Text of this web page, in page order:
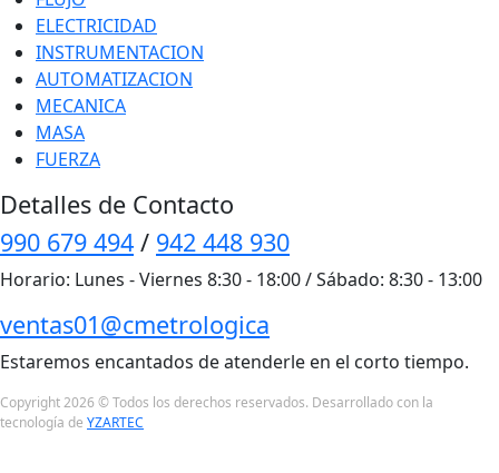
ELECTRICIDAD
INSTRUMENTACION
AUTOMATIZACION
MECANICA
MASA
FUERZA
Detalles de Contacto
990 679 494 / 942 448 930
Horario: Lunes - Viernes 8:30 - 18:00 / Sábado: 8:30 - 13:00
ventas01@cmetrologica
Estaremos encantados de atenderle en el corto tiempo.
Copyright 2026 © Todos los derechos reservados. Desarrollado con la
tecnología de YZARTEC